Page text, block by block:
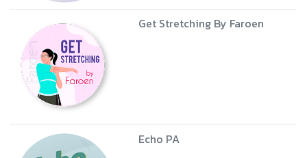
Get Stretching By Faroen
Echo PA